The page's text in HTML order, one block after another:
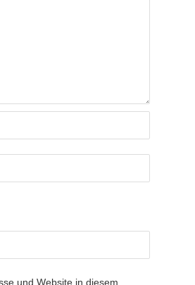
und Website in diesem